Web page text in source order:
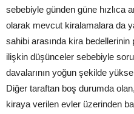
sebebiyle günden güne hızlıca
olarak mevcut kiralamalara da
sahibi arasında kira bedellerinin
ilişkin düşünceler sebebiyle
davalarının yoğun şekilde
Diğer taraftan boş durumda
kiraya verilen evler üzerinden